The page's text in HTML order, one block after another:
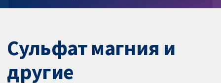
Сульфат магния и
другие